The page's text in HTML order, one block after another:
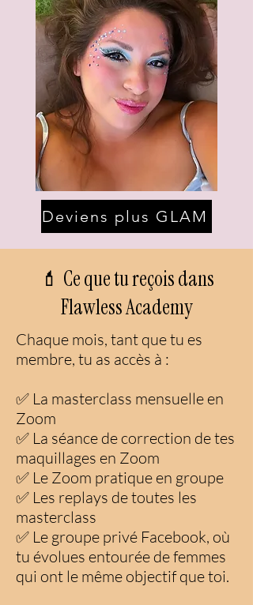
Deviens plus GLAM
💄 Ce que tu reçois dans
Flawless Academy
Chaque mois, tant que tu es
membre, tu as accès à :
✅ La masterclass mensuelle en
Zoom
✅ La séance de correction de tes
maquillages en Zoom
✅ Le Zoom pratique en groupe
✅ Les replays de toutes les
masterclass
✅ Le groupe privé Facebook, où
tu évolues entourée de femmes
qui ont le même objectif que toi.